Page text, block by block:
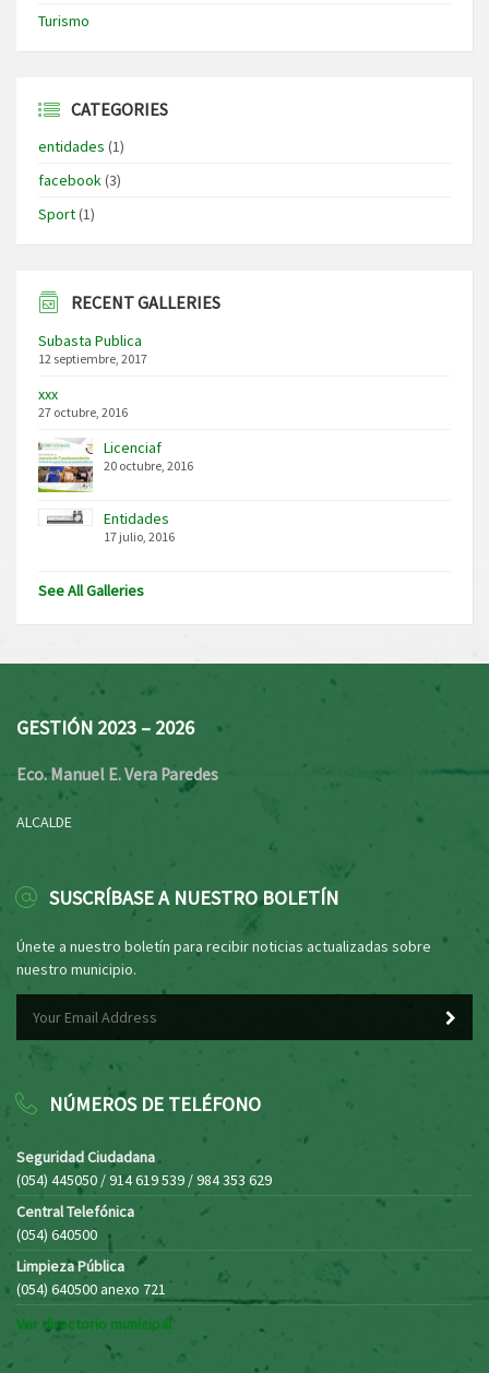
Turismo
CATEGORIES
entidades (1)
facebook(3)
Sport(1)
RECENT GALLERIES
Subasta Publica
12 septiembre, 2017
xxx
27 octubre, 2016
Licenciaf
20 octubre, 2016
Entidades
17 julio, 2016
See All Galleries
GESTIÓN 2023 – 2026
Eco. Manuel E. Vera Paredes
ALCALDE
SUSCRÍBASE A NUESTRO BOLETÍN
Únete a nuestro boletín para recibir noticias actualizadas sobre
nuestro municipio.
NÚMEROS DE TELÉFONO
Seguridad Ciudadana
(054) 445050 / 914 619 539 / 984 353 629
Central Telefónica
(054) 640500
Limpieza Pública
(054) 640500 anexo 721
Ver directorio municipal